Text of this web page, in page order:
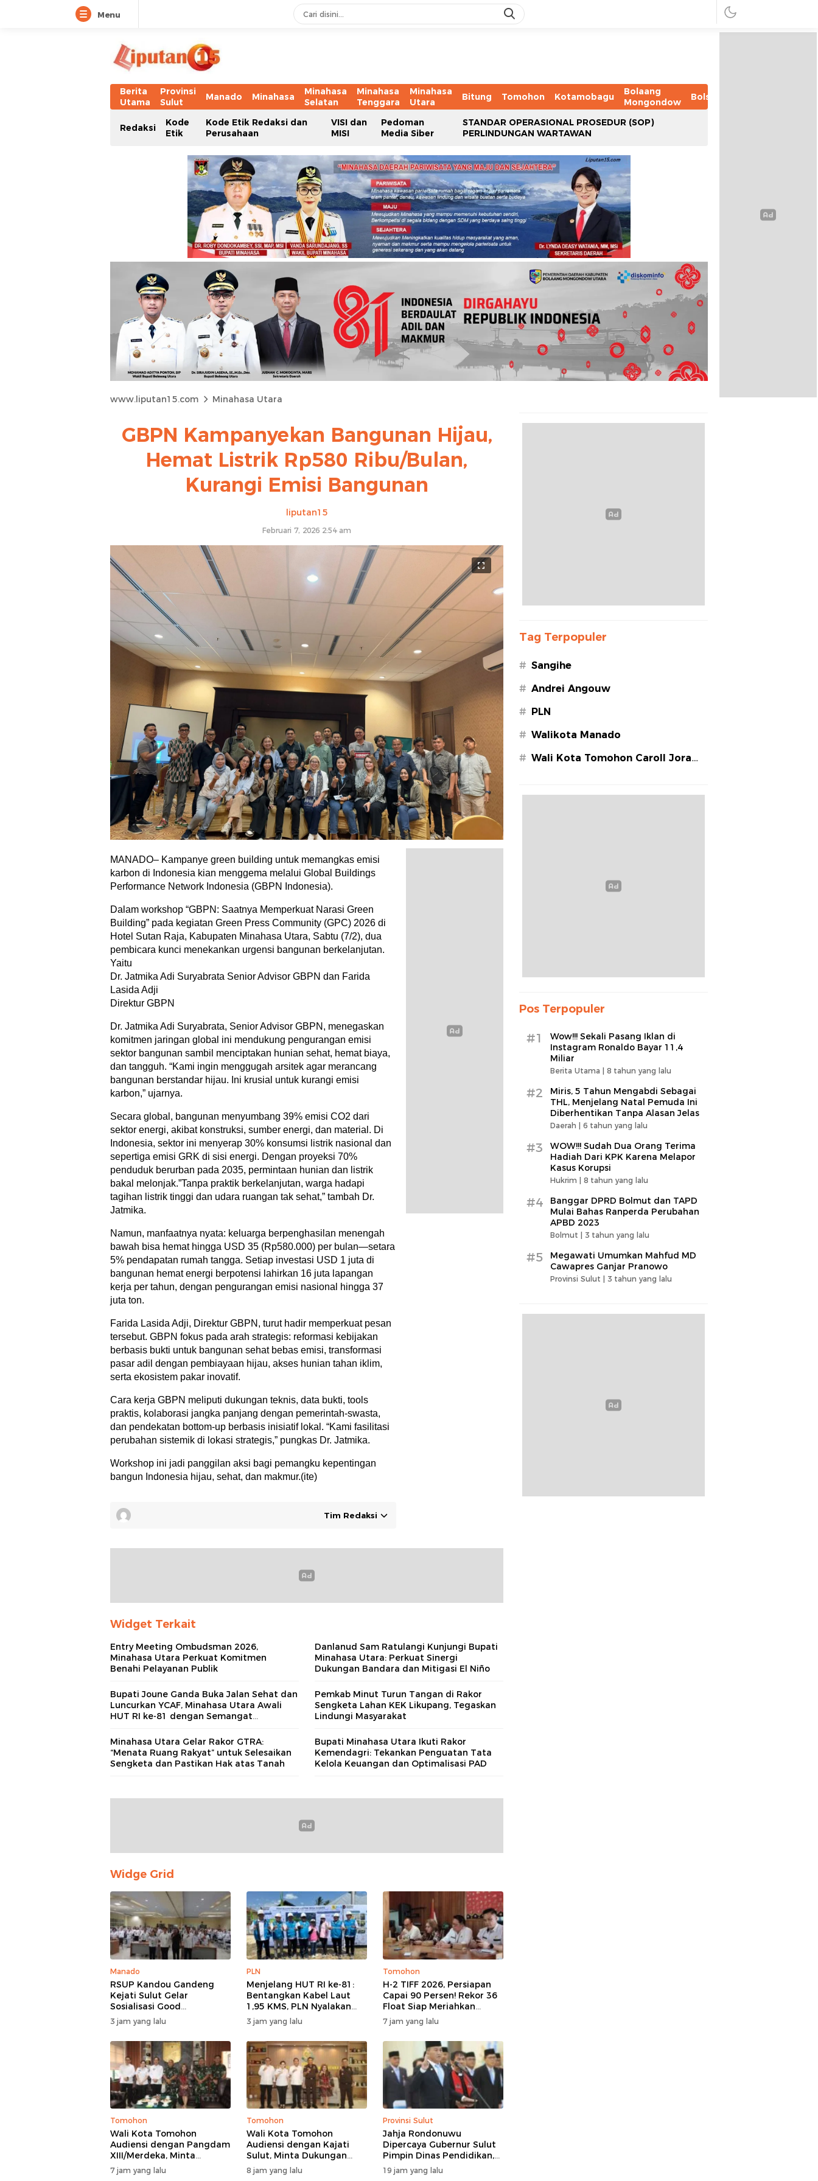
Menu
Berita
Utama
Provinsi
Sulut
Manado Minahasa
Minahasa
Selatan
Minahasa
Tenggara
Minahasa
Utara
Bitung Tomohon Kotamobagu
Bolaang
Mongondow
Bolsel
Redaksi
Kode
Etik
Kode Etik Redaksi dan
Perusahaan
VISI dan
MISI
Pedoman
Media Siber
STANDAR OPERASIONAL PROSEDUR (SOP)
PERLINDUNGAN WARTAWAN
www.liputan15.com Minahasa Utara
GBPN Kampanyekan Bangunan Hijau,
Hemat Listrik Rp580 Ribu/Bulan,
Kurangi Emisi Bangunan
liputan15
Februari 7, 2026 2:54 am
MANADO– Kampanye green building untuk memangkas emisi
karbon di Indonesia kian menggema melalui Global Buildings
Performance Network Indonesia (GBPN Indonesia).
Dalam workshop “GBPN: Saatnya Memperkuat Narasi Green
Building” pada kegiatan Green Press Community (GPC) 2026 di
Hotel Sutan Raja, Kabupaten Minahasa Utara, Sabtu (7/2), dua
pembicara kunci menekankan urgensi bangunan berkelanjutan.
Yaitu
Dr. Jatmika Adi Suryabrata Senior Advisor GBPN dan Farida
Lasida Adji
Direktur GBPN
Dr. Jatmika Adi Suryabrata, Senior Advisor GBPN, menegaskan
komitmen jaringan global ini mendukung pengurangan emisi
sektor bangunan sambil menciptakan hunian sehat, hemat biaya,
dan tangguh. “Kami ingin menggugah arsitek agar merancang
bangunan berstandar hijau. Ini krusial untuk kurangi emisi
karbon,” ujarnya.
Secara global, bangunan menyumbang 39% emisi CO2 dari
sektor energi, akibat konstruksi, sumber energi, dan material. Di
Indonesia, sektor ini menyerap 30% konsumsi listrik nasional dan
sepertiga emisi GRK di sisi energi. Dengan proyeksi 70%
penduduk berurban pada 2035, permintaan hunian dan listrik
bakal melonjak.”Tanpa praktik berkelanjutan, warga hadapi
tagihan listrik tinggi dan udara ruangan tak sehat,” tambah Dr.
Jatmika.
Namun, manfaatnya nyata: keluarga berpenghasilan menengah
bawah bisa hemat hingga USD 35 (Rp580.000) per bulan—setara
5% pendapatan rumah tangga. Setiap investasi USD 1 juta di
bangunan hemat energi berpotensi lahirkan 16 juta lapangan
kerja per tahun, dengan pengurangan emisi nasional hingga 37
juta ton.
Farida Lasida Adji, Direktur GBPN, turut hadir memperkuat pesan
tersebut. GBPN fokus pada arah strategis: reformasi kebijakan
berbasis bukti untuk bangunan sehat bebas emisi, transformasi
pasar adil dengan pembiayaan hijau, akses hunian tahan iklim,
serta ekosistem pakar inovatif.
Cara kerja GBPN meliputi dukungan teknis, data bukti, tools
praktis, kolaborasi jangka panjang dengan pemerintah-swasta,
dan pendekatan bottom-up berbasis inisiatif lokal. “Kami fasilitasi
perubahan sistemik di lokasi strategis,” pungkas Dr. Jatmika.
Workshop ini jadi panggilan aksi bagi pemangku kepentingan
bangun Indonesia hijau, sehat, dan makmur.(ite)
Tim Redaksi
Widget Terkait
Entry Meeting Ombudsman 2026,
Minahasa Utara Perkuat Komitmen
Benahi Pelayanan Publik
Danlanud Sam Ratulangi Kunjungi Bupati
Minahasa Utara: Perkuat Sinergi
Dukungan Bandara dan Mitigasi El Niño
Bupati Joune Ganda Buka Jalan Sehat dan
Luncurkan YCAF, Minahasa Utara Awali
HUT RI ke-81 dengan Semangat
Pemkab Minut Turun Tangan di Rakor
Sengketa Lahan KEK Likupang, Tegaskan
Lindungi Masyarakat
Minahasa Utara Gelar Rakor GTRA:
“Menata Ruang Rakyat” untuk Selesaikan
Sengketa dan Pastikan Hak atas Tanah
Bupati Minahasa Utara Ikuti Rakor
Kemendagri: Tekankan Penguatan Tata
Kelola Keuangan dan Optimalisasi PAD
Widge Grid
Manado
RSUP Kandou Gandeng
Kejati Sulut Gelar
Sosialisasi Good
Governance Digital,
Kejaksaan Tegaskan
Kepatuhan Hukum
3 jam yang lalu
PLN
Menjelang HUT RI ke-81:
Bentangkan Kabel Laut
1,95 KMS, PLN Nyalakan
Listrik Perdana di Pulau
Dudepo dan Tuntaskan
100 Persen Rasio Desa
Berlistrik Provinsi
Gorontalo
3 jam yang lalu
Tomohon
H-2 TIFF 2026, Persiapan
Capai 90 Persen! Rekor 36
Float Siap Meriahkan
Parade Bunga, Kursi VIP
Ludes Terjual
7 jam yang lalu
Tomohon
Wali Kota Tomohon
Audiensi dengan Pangdam
XIII/Merdeka, Minta
Dukungan Keamanan
untuk TIFF 2026
7 jam yang lalu
Tomohon
Wali Kota Tomohon
Audiensi dengan Kajati
Sulut, Minta Dukungan
Hukum untuk TIFF 2026
8 jam yang lalu
Provinsi Sulut
Jahja Rondonuwu
Dipercaya Gubernur Sulut
Pimpin Dinas Pendidikan,
Janji Perbaiki Indikator
Pendidikan
19 jam yang lalu
Tag Terpopuler
# Sangihe
# Andrei Angouw
# PLN
# Walikota Manado
# Wali Kota Tomohon Caroll Joram
Pos Terpopuler
#1
Wow!!! Sekali Pasang Iklan di
Instagram Ronaldo Bayar 11,4
Miliar
Berita Utama | 8 tahun yang lalu
#2
Miris, 5 Tahun Mengabdi Sebagai
THL, Menjelang Natal Pemuda Ini
Diberhentikan Tanpa Alasan Jelas
Daerah | 6 tahun yang lalu
#3
WOW!!! Sudah Dua Orang Terima
Hadiah Dari KPK Karena Melapor
Kasus Korupsi
Hukrim | 8 tahun yang lalu
#4
Banggar DPRD Bolmut dan TAPD
Mulai Bahas Ranperda Perubahan
APBD 2023
Bolmut | 3 tahun yang lalu
#5
Megawati Umumkan Mahfud MD
Cawapres Ganjar Pranowo
Provinsi Sulut | 3 tahun yang lalu